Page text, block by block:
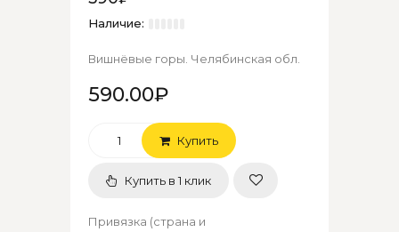
Наличие:
Вишнёвые горы. Челябинская обл.
590.00₽
Купить
Купить в 1 клик
Привязка (страна и